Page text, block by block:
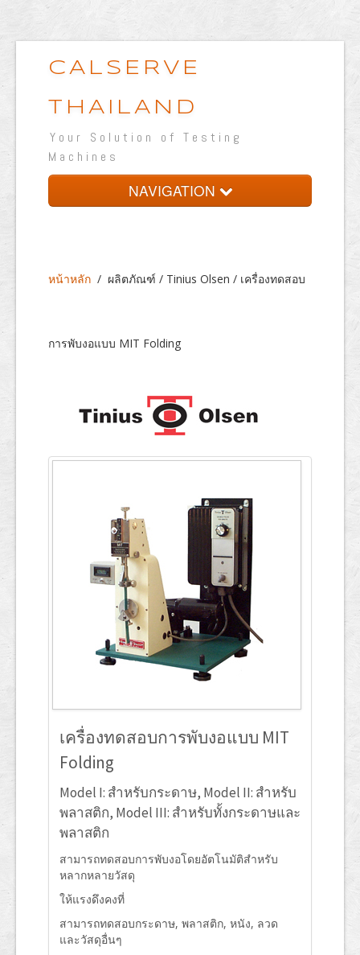
CALSERVE
THAILAND
Your Solution of Testing
Machines
NAVIGATION
ผลิตภัณฑ์
เวปแสดงผลงาน
English
หน้าหลัก / ผลิตภัณฑ์ / Tinius Olsen / เครื่องทดสอบ
การพับงอแบบ MIT Folding
เครื่องทดสอบการพับงอแบบ MIT
Folding
Model I: สำหรับกระดาษ, Model II: สำหรับ
พลาสติก, Model III: สำหรับทั้งกระดาษและ
พลาสติก
สามารถทดสอบการพับงอโดยอัตโนมัติสำหรับ
หลากหลายวัสดุ
ให้แรงดึงคงที่
สามารถทดสอบกระดาษ, พลาสติก, หนัง, ลวด
และวัสดุอื่นๆ